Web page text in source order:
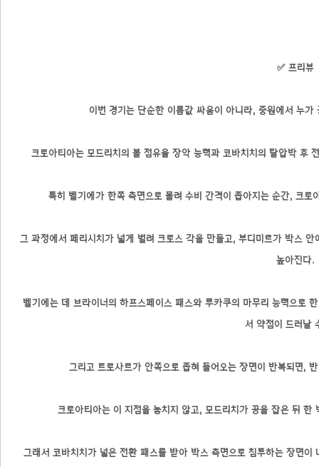
✅ 프리뷰
이번 경기는 단순한 이름값 싸움이 아니라, 중원에서 누
크로아티아는 모드리치의 볼 점유율 장악 능력과 코바치치의 탈압박 후
특히 벨기에가 한쪽 측면으로 몰려 수비 간격이 좁아지는 순간, 크
그 과정에서 페리시치가 넓게 벌려 크로스 각을 만들고, 부디미르가 박스
높아진다.
벨기에는 데 브라이너의 하프스페이스 패스와 루카쿠의 마무리 능력으로
서 약점이 드러날
그리고 트로사르가 안쪽으로 좁혀 들어오는 장면이 반복되면,
크로아티아는 이 지점을 놓치지 않고, 모드리치가 공을 잡은 뒤
그래서 코바치치가 넓은 전환 패스를 받아 박스 측면으로 침투하는 장면